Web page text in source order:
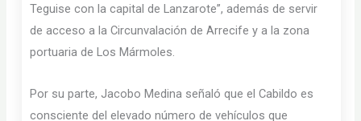
Teguise con la capital de Lanzarote”, además de servir
de acceso a la Circunvalación de Arrecife y a la zona
portuaria de Los Mármoles.
Por su parte, Jacobo Medina señaló que el Cabildo es
consciente del elevado número de vehículos que